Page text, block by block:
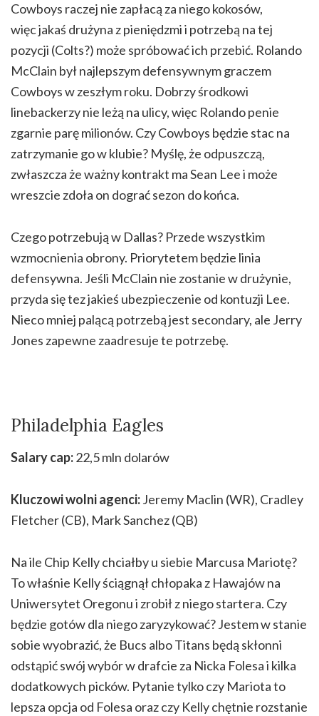
Cowboys raczej nie zapłacą za niego kokosów,
więc jakaś drużyna z pieniędzmi i potrzebą na tej
pozycji (Colts?) może spróbować ich przebić. Rolando
McClain był najlepszym defensywnym graczem
Cowboys w zeszłym roku. Dobrzy środkowi
linebackerzy nie leżą na ulicy, więc Rolando penie
zgarnie parę milionów. Czy Cowboys będzie stac na
zatrzymanie go w klubie? Myślę, że odpuszczą,
zwłaszcza że ważny kontrakt ma Sean Lee i może
wreszcie zdoła on dograć sezon do końca.
Czego potrzebują w Dallas? Przede wszystkim
wzmocnienia obrony. Priorytetem będzie linia
defensywna. Jeśli McClain nie zostanie w drużynie,
przyda się tez jakieś ubezpieczenie od kontuzji Lee.
Nieco mniej palącą potrzebą jest secondary, ale Jerry
Jones zapewne zaadresuje te potrzebę.
Philadelphia Eagles
Salary cap:22,5 mln dolarów
Kluczowi wolni agenci:Jeremy Maclin (WR), Cradley
Fletcher (CB), Mark Sanchez (QB)
Na ile Chip Kelly chciałby u siebie Marcusa Mariotę?
To właśnie Kelly ściągnął chłopaka z Hawajów na
Uniwersytet Oregonu i zrobił z niego startera. Czy
będzie gotów dla niego zaryzykować? Jestem w stanie
sobie wyobrazić, że Bucs albo Titans będą skłonni
odstąpić swój wybór w drafcie za Nicka Folesa i kilka
dodatkowych picków. Pytanie tylko czy Mariota to
lepsza opcja od Folesa oraz czy Kelly chętnie rozstanie